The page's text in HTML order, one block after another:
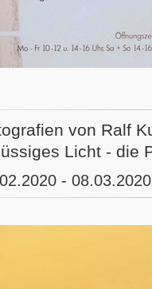
von Ralf
Licht - die
- 08.03.2020